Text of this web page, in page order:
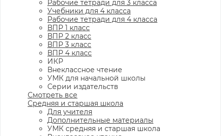
Рабочие тетради для 3 класса
Учебники для 4 класса
Рабочие тетради для 4 класса
ВПР 1 класс
ВПР 2 класс
ВПР 3 класс
ВПР 4 класс
ИКР
Внеклассное чтение
УМК для начальной школы
Серии издательств
Смотреть все
Средняя и старшая школа
Для учителя
Дополнительные материалы
УМК средняя и старшая школа